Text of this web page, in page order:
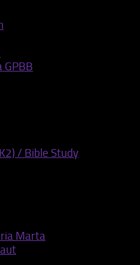
GPBB
/ Bible Study
Marta